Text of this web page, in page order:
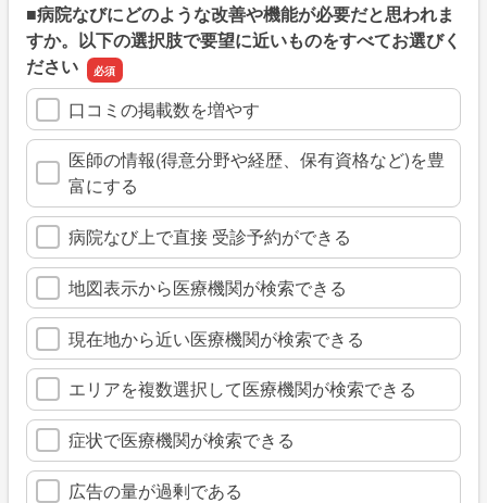
■病院なびにどのような改善や機能が必要だと思われま
すか。以下の選択肢で要望に近いものをすべてお選びく
ださい
口コミの掲載数を増やす
医師の情報(得意分野や経歴、保有資格など)を豊
富にする
病院なび上で直接 受診予約ができる
地図表示から医療機関が検索できる
現在地から近い医療機関が検索できる
エリアを複数選択して医療機関が検索できる
症状で医療機関が検索できる
広告の量が過剰である